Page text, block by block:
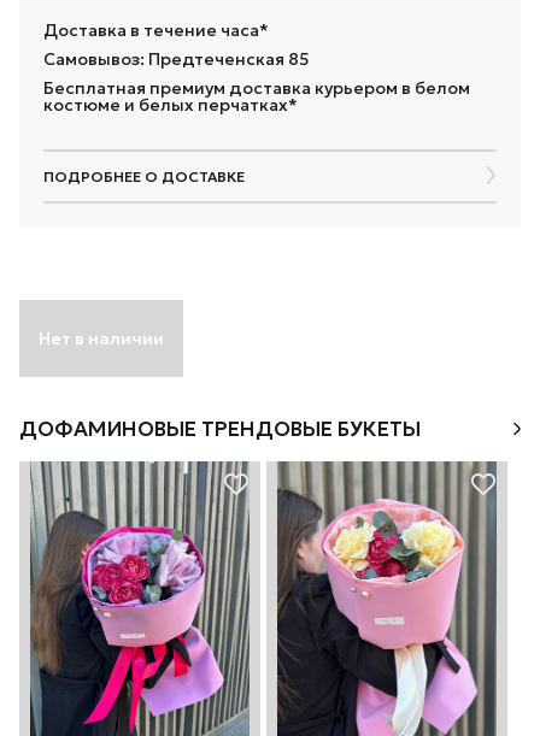
Доставка в течение часа*
Самовывоз: Предтеченская 85
Бесплатная премиум доставка курьером в белом
костюме и белых перчатках*
ПОДРОБНЕЕ О ДОСТАВКЕ
Нет в наличии
ДОФАМИНОВЫЕ ТРЕНДОВЫЕ БУКЕТЫ